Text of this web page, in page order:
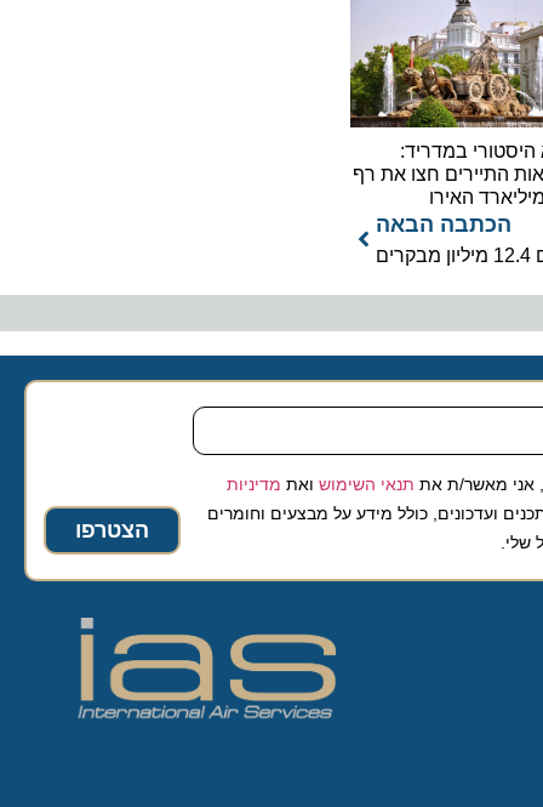
במדריד:
חצו את רף
הבאה
מאשר/ת אתתנאי השימושואת מדיניות
כולל מידע על מבצעים וחומרים
הצטרפו